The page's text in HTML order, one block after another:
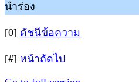
นำร่อง
[0] ดัชนีข้อความ
[#] หน้าถัดไป